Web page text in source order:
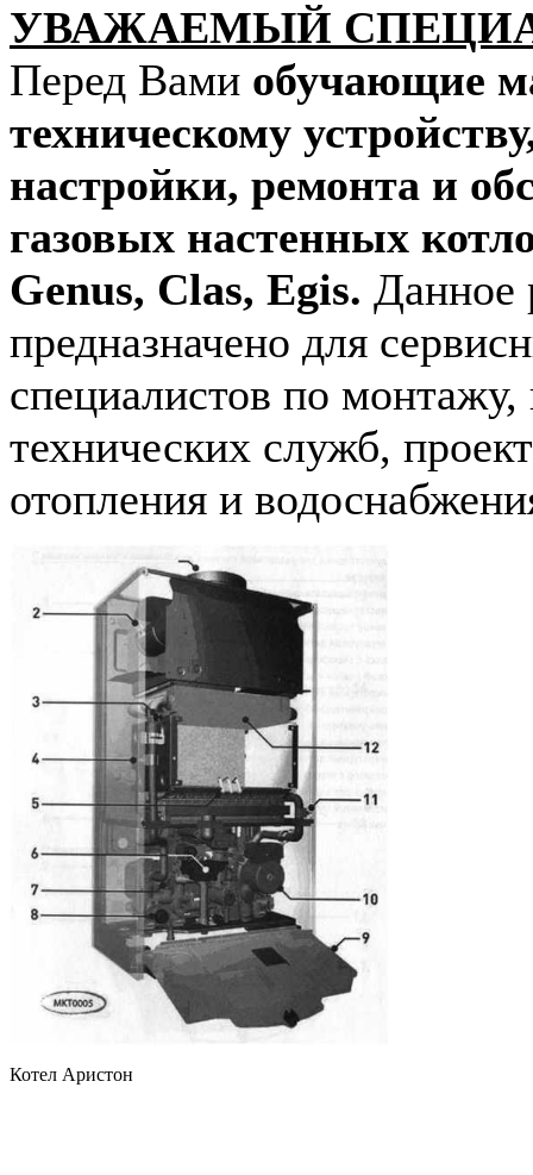
УВАЖАЕМЫЙ
Перед Вами обучающие
техническому
настройки, ремонта и
газовых настенных
Genus, Clas, Egis. Данное
предназначено для
специалистов по
технических служб,
отопления и
Котел Аристон